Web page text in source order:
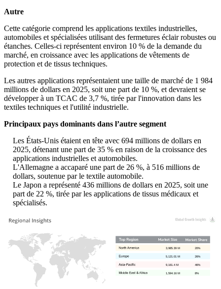
Autre
Cette catégorie comprend les applications textiles industrielles,
automobiles et spécialisées utilisant des fermetures éclair robustes ou
étanches. Celles-ci représentent environ 10 % de la demande du
marché, en croissance avec les applications de vêtements de
protection et de tissus techniques.
Les autres applications représentaient une taille de marché de 1 984
millions de dollars en 2025, soit une part de 10 %, et devraient se
développer à un TCAC de 3,7 %, tirée par l'innovation dans les
textiles techniques et l'utilité industrielle.
Principaux pays dominants dans l’autre segment
Les États-Unis étaient en tête avec 694 millions de dollars en
2025, détenant une part de 35 % en raison de la croissance des
applications industrielles et automobiles.
L'Allemagne a accaparé une part de 26 %, à 516 millions de
dollars, soutenue par le textile automobile.
Le Japon a représenté 436 millions de dollars en 2025, soit une
part de 22 %, tirée par les applications de tissus médicaux et
spécialisés.
8%
1,594.16 M
46%
9,161.4 M
26%
5,121.01 M
20%
3,985.39 M